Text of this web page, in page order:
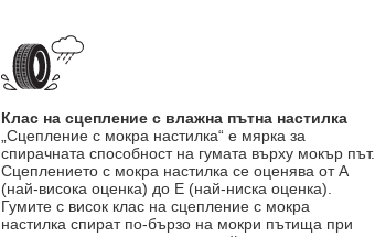
Клас на сцепление с влажна пътна настилка
„Сцепление с мокра настилка“ е мярка за
спирачната способност на гумата върху мокър път.
Сцеплението с мокра настилка се оценява от A
(най-висока оценка) до E (най-ниска оценка).
Гумите с висок клас на сцепление с мокра
настилка спират по-бързо на мокри пътища при